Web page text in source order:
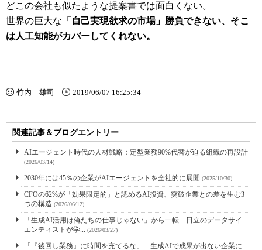
どこの会社も似たような提案書では面白くない。
世界の巨大な 「自己実現欲求の市場」勝負できない、そこ
は人工知能がカバーしてくれない。
竹内 雄司 2019/06/07 16:25:34
関連記事＆ブログエントリー
AIエージェント時代の人材戦略：定型業務90%代替が迫る組織の再設計
(2026/03/14)
2030年には45％の企業がAIエージェントを全社的に展開 (2025/10/30)
CFOの62%が「効果限定的」と認めるAI投資、突破企業との差を生む3
つの構造 (2026/06/12)
「生成AI活用は俺たちの仕事じゃない」から一転 日立のデータサイ
エンティストが学... (2026/03/27)
「『後回し業務』に時間を充てるな」 生成AIで成果が出ない企業に